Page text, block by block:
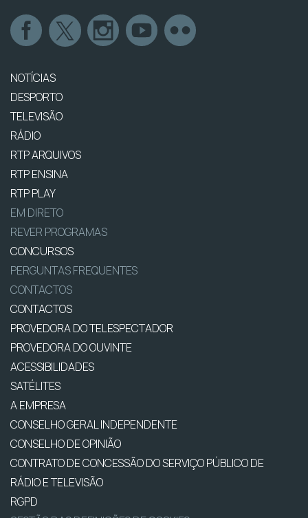
NOTÍCIAS
DESPORTO
TELEVISÃO
RÁDIO
RTP ARQUIVOS
RTP ENSINA
RTP PLAY
EM DIRETO
REVER PROGRAMAS
CONCURSOS
PERGUNTAS FREQUENTES
CONTACTOS
CONTACTOS
PROVEDORA DO TELESPECTADOR
PROVEDORA DO OUVINTE
ACESSIBILIDADES
SATÉLITES
A EMPRESA
CONSELHO GERAL INDEPENDENTE
CONSELHO DE OPINIÃO
CONTRATO DE CONCESSÃO DO SERVIÇO PÚBLICO DE
RÁDIO E TELEVISÃO
RGPD